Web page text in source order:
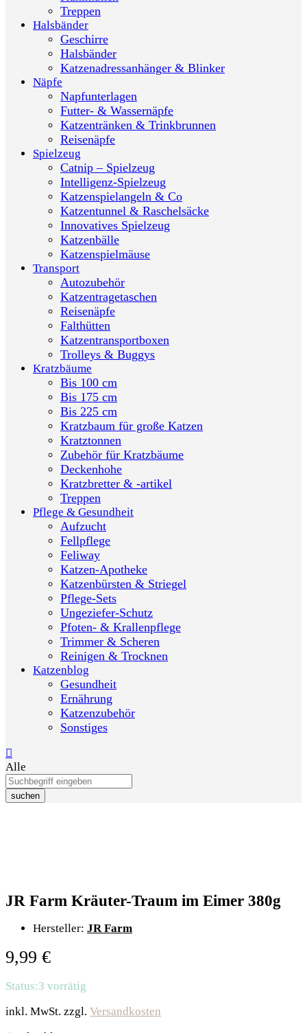
Treppen
Halsbänder
Geschirre
Halsbänder
Katzenadressanhänger & Blinker
Näpfe
Napfunterlagen
Futter- & Wassernäpfe
Katzentränken & Trinkbrunnen
Reisenäpfe
Spielzeug
Catnip – Spielzeug
Intelligenz-Spielzeug
Katzenspielangeln & Co
Katzentunnel & Raschelsäcke
Innovatives Spielzeug
Katzenbälle
Katzenspielmäuse
Transport
Autozubehör
Katzentragetaschen
Reisenäpfe
Falthütten
Katzentransportboxen
Trolleys & Buggys
Kratzbäume
Bis 100 cm
Bis 175 cm
Bis 225 cm
Kratzbaum für große Katzen
Kratztonnen
Zubehör für Kratzbäume
Deckenhohe
Kratzbretter & -artikel
Treppen
Pflege & Gesundheit
Aufzucht
Fellpflege
Feliway
Katzen-Apotheke
Katzenbürsten & Striegel
Pflege-Sets
Ungeziefer-Schutz
Pfoten- & Krallenpflege
Trimmer & Scheren
Reinigen & Trocknen
Katzenblog
Gesundheit
Ernährung
Katzenzubehör
Sonstiges
Alle
suchen
JR Farm Kräuter-Traum im Eimer 380g
Hersteller: JR Farm
9,99 €
Status:3 vorrätig
inkl. MwSt. zzgl. Versandkosten